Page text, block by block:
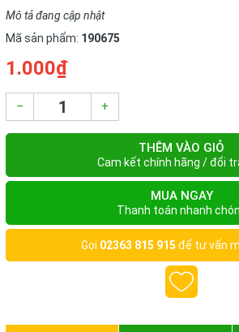
Mô tả đang cập nhật
Mã sản phẩm: 190675
1.000₫
– +
THÊM VÀO GIỎ
Cam kết chính hãng / đổi
MUA NGAY
Thanh toán nhanh
Gọi 02363 815 915 để tư vấn